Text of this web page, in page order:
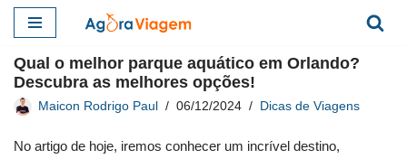
para
o
conteúdo
Qual o melhor parque aquático em Orlando?
Descubra as melhores opções!
Maicon Rodrigo Paul 06/12/2024 Dicas de Viagens
No artigo de hoje, iremos conhecer um incrível destino,